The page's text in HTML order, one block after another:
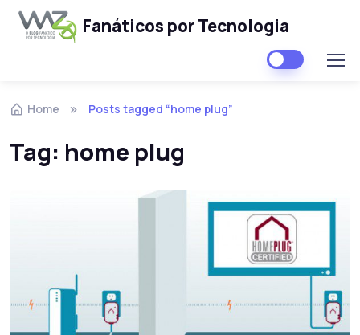
Fanáticos por Tecnologia
Home Posts tagged “home plug”
Tag: home plug